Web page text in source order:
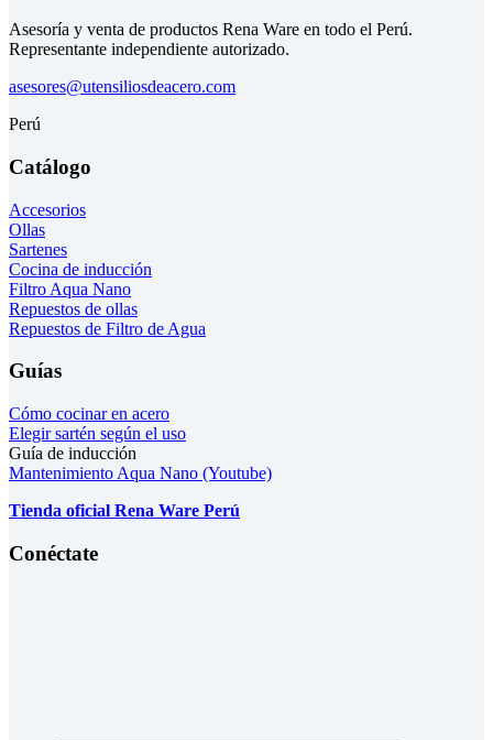
Asesoría y venta de productos Rena Ware en todo el Perú.
Representante independiente autorizado.
asesores@utensiliosdeacero.com
Perú
Catálogo
Accesorios
Ollas
Sartenes
Cocina de inducción
Filtro Aqua Nano
Repuestos de ollas
Repuestos de Filtro de Agua
Guías
Cómo cocinar en acero
Elegir sartén según el uso
Guía de inducción
Mantenimiento Aqua Nano (Youtube)
Tienda oficial Rena Ware Perú
Conéctate